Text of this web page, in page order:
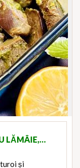
LĂMÂIE,…
și